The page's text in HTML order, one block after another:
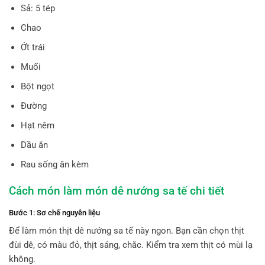
Sả: 5 tép
Chao
Ớt trái
Muối
Bột ngọt
Đường
Hạt nêm
Dầu ăn
Rau sống ăn kèm
Cách món làm món dê nướng sa tế chi tiết
Bước 1: Sơ chế nguyên liệu
Để làm món thịt dê nướng sa tế này ngon. Bạn cần chọn thịt
đùi dê, có màu đỏ, thịt sáng, chắc. Kiểm tra xem thịt có mùi lạ
không.